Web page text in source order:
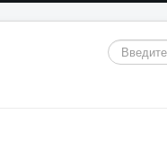
Искать...